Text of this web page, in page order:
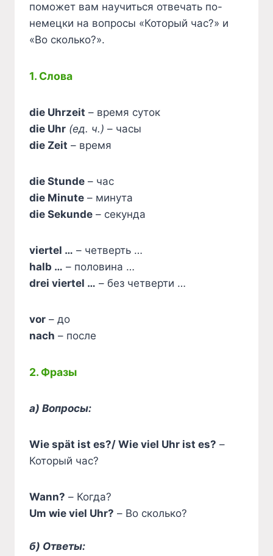
поможет вам научиться отвечать по-
немецки на вопросы «Который час?» и
«Во сколько?».
1. Слова
die Uhrzeit – время суток
die Uhr (ед. ч.) – часы
die Zeit – время
die Stunde – час
die Minute – минута
die Sekunde – секунда
viertel … – четверть …
halb … – половина …
drei viertel … – без четверти …
vor – до
nach – после
2. Фразы
а) Вопросы:
Wie spät ist es?/ Wie viel Uhr ist es? –
Который час?
Wann? – Когда?
Um wie viel Uhr? – Во сколько?
б) Ответы: